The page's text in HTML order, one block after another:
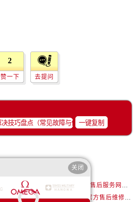
安徽省池州市贵池区长江路欧米茄售后服务中心（需提前预约）
安徽省六安市金安区解放中路欧米茄售后服务中心（需提前预约）
安徽省马鞍山市雨山区湖南西路欧米茄售后服务中心（需提前预约）
2
赞一下 去提问
一键复制
2026年6月欧米茄官方售后服务布局调整完整版（含搬迁与新增）
2026年6月欧米茄官方售后服务网络更新补充最终版（迁址+新店）
2026年6月欧米茄官方售后网络扩容及迁址综合通知
2026最新欧米茄腕表官方售后维修中心网点地址调研报告
关闭